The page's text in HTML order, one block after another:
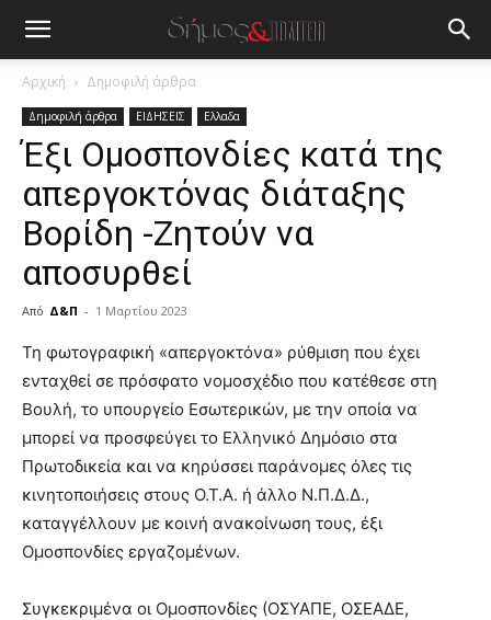
Αρχική Δημοφιλή άρθρα
Δημοφιλή άρθρα ΕΙΔΗΣΕΙΣ Ελλαδα
Έξι Ομοσπονδίες κατά της
απεργοκτόνας διάταξης
Βορίδη -Ζητούν να
αποσυρθεί
Από Δ&Π - 1 Μαρτίου 2023
blonde
lesbians
hot
cam
show.desi
xxx
lyons
teaches
the
Τη φωτογραφική «απεργοκτόνα» ρύθμιση που έχει
ενταχθεί σε πρόσφατο νομοσχέδιο που κατέθεσε στη
Βουλή, το υπουργείο Εσωτερικών, με την οποία να
μπορεί να προσφεύγει το Ελληνικό Δημόσιο στα
Πρωτοδικεία και να κηρύσσει παράνομες όλες τις
κινητοποιήσεις στους Ο.Τ.Α. ή άλλο Ν.Π.Δ.Δ.,
καταγγέλλουν με κοινή ανακοίνωση τους, έξι
Ομοσπονδίες εργαζομένων.
Συγκεκριμένα οι Ομοσπονδίες (ΟΣΥΑΠΕ, ΟΣΕΑΔΕ,